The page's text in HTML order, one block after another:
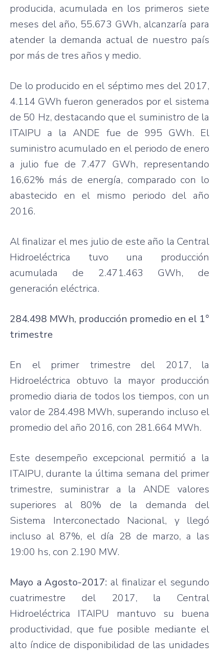
producida, acumulada en los primeros siete
meses del año, 55.673 GWh, alcanzaría para
atender la demanda actual de nuestro país
por más de tres años y medio.
De lo producido en el séptimo mes del 2017,
4.114 GWh fueron generados por el sistema
de 50 Hz, destacando que el suministro de la
ITAIPU a la ANDE fue de 995 GWh. El
suministro acumulado en el periodo de enero
a julio fue de 7.477 GWh, representando
16,62% más de energía, comparado con lo
abastecido en el mismo periodo del año
2016.
Al finalizar el mes julio de este año la Central
Hidroeléctrica tuvo una producción
acumulada de 2.471.463 GWh, de
generación eléctrica.
284.498 MWh, producción promedio en el 1°
trimestre
En el primer trimestre del 2017, la
Hidroeléctrica obtuvo la mayor producción
promedio diaria de todos los tiempos, con un
valor de 284.498 MWh, superando incluso el
promedio del año 2016, con 281.664 MWh.
Este desempeño excepcional permitió a la
ITAIPU, durante la última semana del primer
trimestre, suministrar a la ANDE valores
superiores al 80% de la demanda del
Sistema Interconectado Nacional, y llegó
incluso al 87%, el día 28 de marzo, a las
19:00 hs, con 2.190 MW.
Mayo a Agosto-2017: al finalizar el segundo
cuatrimestre del 2017, la Central
Hidroeléctrica ITAIPU mantuvo su buena
productividad, que fue posible mediante el
alto índice de disponibilidad de las unidades